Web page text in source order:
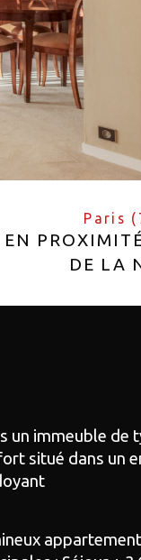
Paris
EN
DE LA
Valeurs
de pièces
un immeuble de
situé dans un